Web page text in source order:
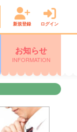
11:45 ぽよチャ
新規登録 ログイン
お知らせ
INFORMATION